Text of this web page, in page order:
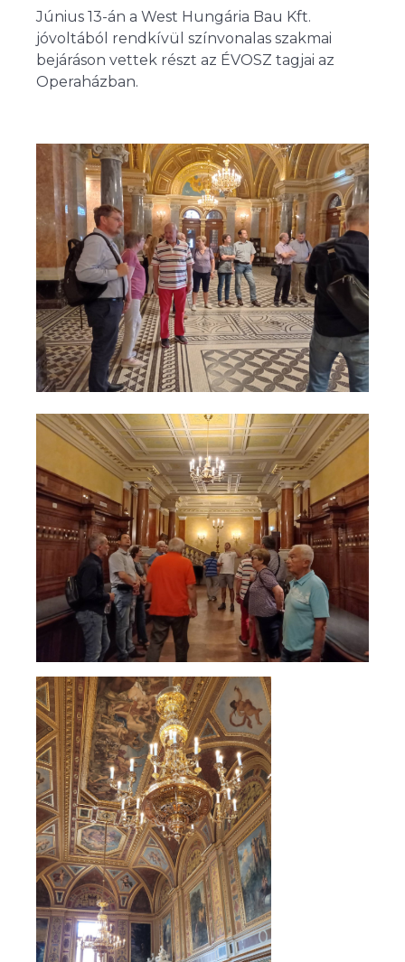
Június 13-án a West Hungária Bau Kft.
jóvoltából rendkívül színvonalas szakmai
bejáráson vettek részt az ÉVOSZ tagjai az
Operaházban.